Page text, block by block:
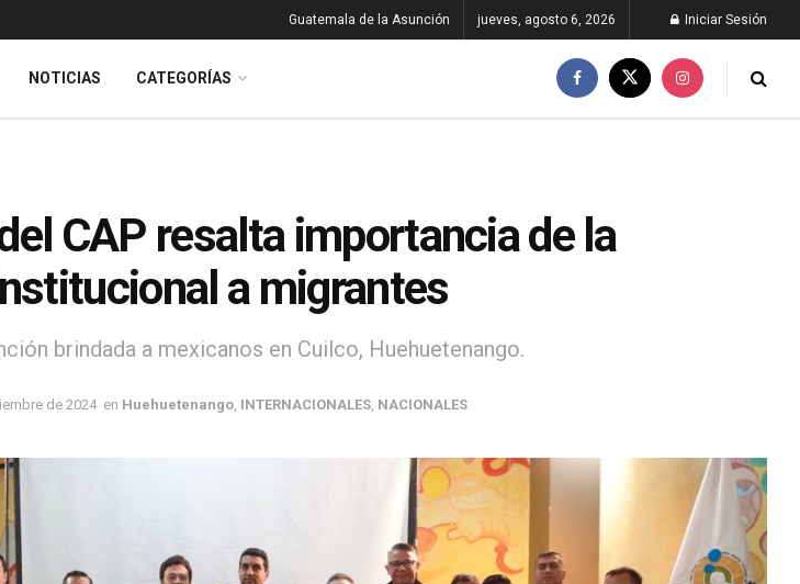
Guatemala de la Asunción jueves, agosto 6, 2026 Iniciar Sesión
NOTICIAS CATEGORÍAS
CAP resalta importancia de la
a migrantes
brindada a mexicanos en Cuilco, Huehuetenango.
de 2024 en Huehuetenango INTERNACIONALES NACIONALES